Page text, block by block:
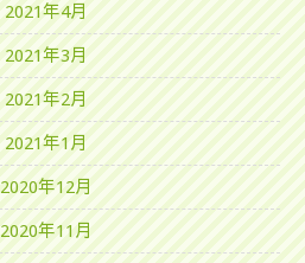
2021年4月
2021年3月
2021年2月
2021年1月
2020年12月
2020年11月